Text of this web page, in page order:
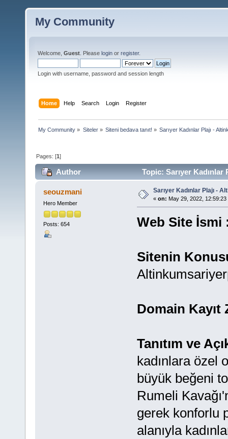
My Community
Welcome, Guest . Please login or register.
Login with username, password and session length
Home Help Search Login Register
My Community » Siteler» Siteni bedava tanıt! » Sarıyer Kadınlar Plajı -
Pages: [1]
Author Topic: Sarıyer
seouzmani
Hero Member
Posts: 654
Sarıyer Kadınlar Plajı -
« on: May 29, 2022, 12:59:23
Web Site İsmi
Sitenin
Domain Kayıt
Tanıtım ve
kadınlara özel
büyük beğeni
Rumeli
gerek konforlu
alanıyla